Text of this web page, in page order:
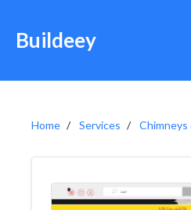
Buildeey
Home Services Chimneys